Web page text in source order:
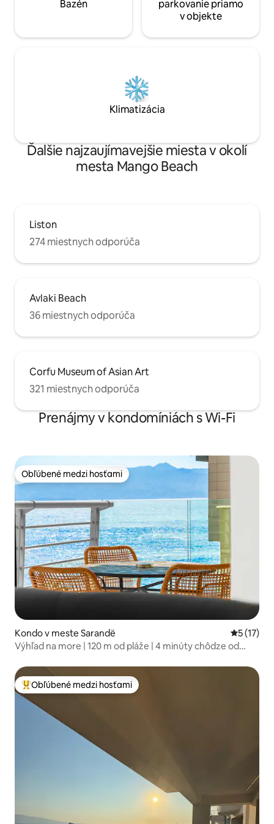
Bazén
parkovanie priamo
v objekte
Klimatizácia
Ďalšie najzaujímavejšie miesta v okolí
mesta Mango Beach
Liston
274 miestnych odporúča
Avlaki Beach
36 miestnych odporúča
Corfu Museum of Asian Art
321 miestnych odporúča
Prenájmy v kondomíniách s Wi-Fi
Obľúbené medzi hosťami
Obľúbené medzi hosťami
Kondo v meste Sarandë
5 (17)
Výhľad na more | 120 m od pláže | 4 minúty chôdze od
Najobľúbenejšie medzi hosťami
Obľúbené medzi hosťami